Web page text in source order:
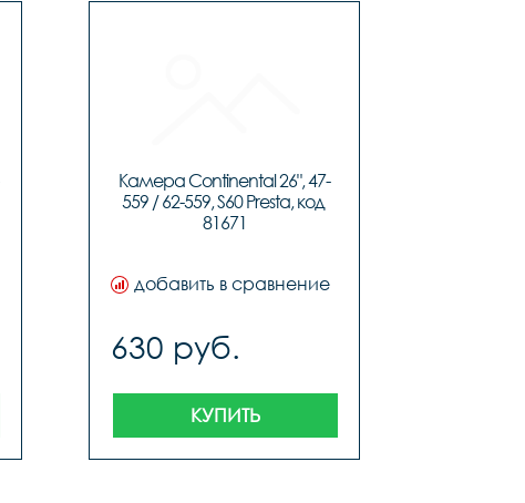
Камера Continental 26", 47-
559 / 62-559, S60 Presta, код
81671
добавить в сравнение
630 руб.
КУПИТЬ